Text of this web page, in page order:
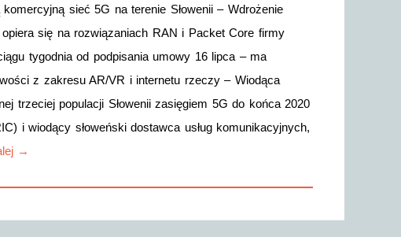
sieć 5G na terenie Słowenii – Wdrożenie
się na rozwiązaniach RAN i Packet Core firmy
tygodnia od podpisania umowy 16 lipca – ma
z zakresu AR/VR i internetu rzeczy – Wiodąca
trzeciej populacji Słowenii zasięgiem 5G do końca 2020
i wiodący słoweński dostawca usług komunikacyjnych,
→